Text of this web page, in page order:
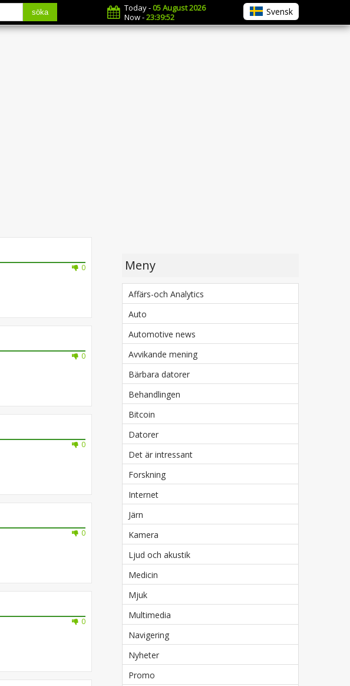
söka Today -05 August 2026
Now -23:39:52 Svensk
0
0
0
0
0
Meny
Affärs-och Analytics
Auto
Automotive news
Avvikande mening
Bärbara datorer
Behandlingen
Bitcoin
Datorer
Det är intressant
Forskning
Internet
Järn
Kamera
Ljud och akustik
Medicin
Mjuk
Multimedia
Navigering
Nyheter
Promo